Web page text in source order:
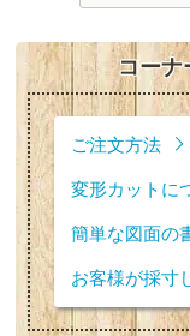
コーナ
ご注文方法
変形カットに
簡単な図面の
お客様が採寸